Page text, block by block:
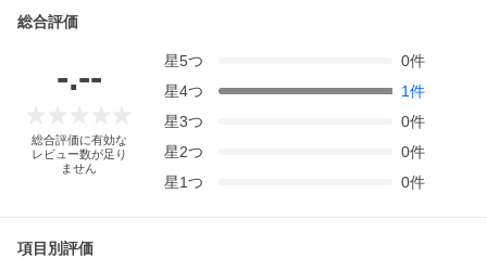
総合評価
-.--
総合評価に有効な
レビュー数が足り
ません
星5つ 0件
星4つ 1件
星3つ 0件
星2つ 0件
星1つ 0件
項目別評価